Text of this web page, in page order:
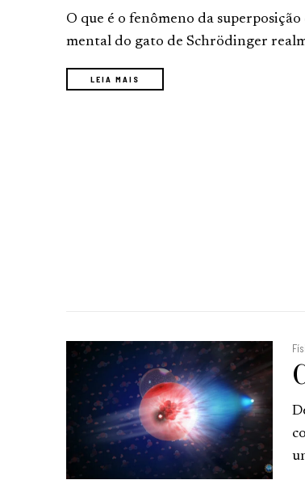
O que é o fenômeno da
mental do gato de Schrödinger
LEIA MAIS